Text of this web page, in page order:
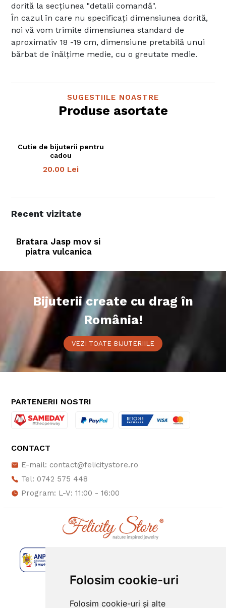
Folosim cookie-uri
Folosim cookie-uri și alte
dorită la secțiunea "detalii comandă".
În cazul în care nu specificați dimensiunea dorită,
noi vă vom trimite dimensiunea standard de
aproximativ 18 -19 cm, dimensiune pretabilă unui
bărbat de înălțime medie, cu o greutate medie.
SUGESTIILE NOASTRE
Produse asortate
Cutie de bijuterii pentru
cadou
20.00 Lei
Recent vizitate
Bratara Jasp mov si
piatra vulcanica
Bijuterii create cu drag în
România!
VEZI TOATE BIJUTERIILE
PARTENERII NOSTRI
CONTACT
E-mail: contact@felicitystore.ro
Tel: 0742 575 448
Program: L-V: 11:00 - 16:00